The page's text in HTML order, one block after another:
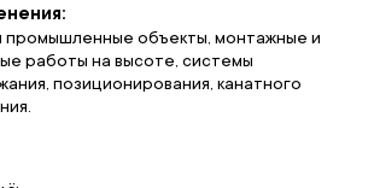
промышленные объекты, монтажные и
работы на высоте, системы
позиционирования, канатного